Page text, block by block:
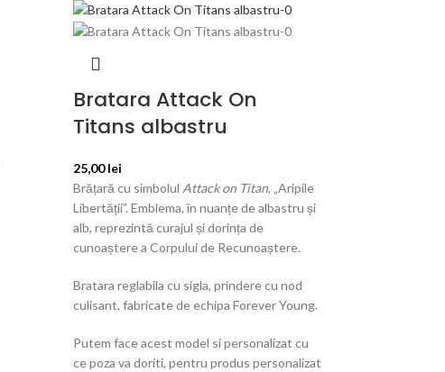
Bratara Attack On
Titans albastru
25,00lei
Brățară cu simbolul Attack on Titan, „Aripile
Libertății”. Emblema, în nuanțe de albastru și
alb, reprezintă curajul și dorința de
cunoaștere a Corpului de Recunoaștere.
Bratara reglabila cu sigla, prindere cu nod
culisant, fabricate de echipa Forever Young.
Putem face acest model si personalizat cu
ce poza va doriti, pentru produs personalizat